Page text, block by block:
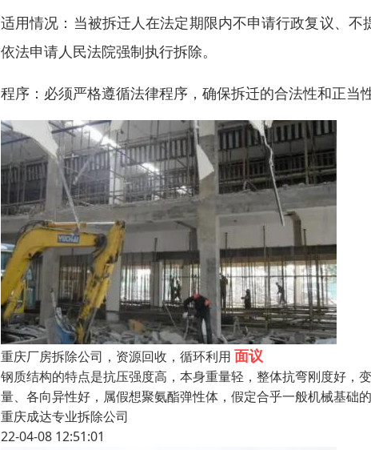
适用情况：当被拆迁人在法定期限内不申请行政复议、
依法申请人民法院强制执行拆除。
程序：必须严格遵循法律程序，确保拆迁的合法性和正当
重庆厂房拆除公司，资源回收，循环利用 面议
钢质结构的特点是抗压强度高，本身重量轻，整体抗弯刚度好，
量、各向异性好，属假想聚氨酯弹性体，假定合乎一般机械基础
重庆成达专业拆除公司
22-04-08 12:51:01